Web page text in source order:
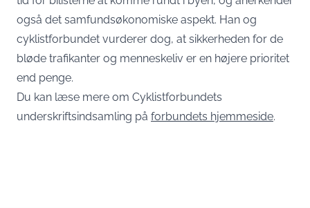
også det samfundsøkonomiske aspekt. Han og
cyklistforbundet vurderer dog, at sikkerheden for de
bløde trafikanter og menneskeliv er en højere prioritet
end penge.
Du kan læse mere om Cyklistforbundets
underskriftsindsamling på forbundets hjemmeside.